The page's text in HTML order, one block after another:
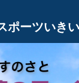
ポーツいき